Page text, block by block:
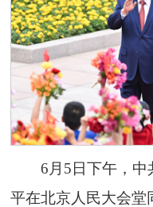
6月5日下午，中
平在北京人民大会堂